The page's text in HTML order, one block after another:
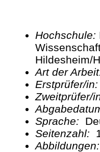
Hochschule:
Hildesheim/
Art der
Erstprüfer/
Sprache:
Seitenzahl: